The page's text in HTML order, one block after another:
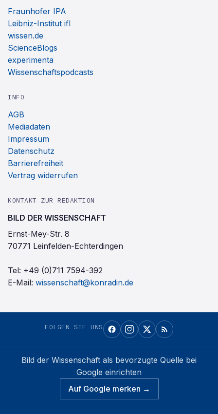
Fraunhofer IPA
Leibniz-Institut ifl
wissen.de
ScienceBlogs
experimenta
Wissenschaftspodcasts
INFO
AGB
Mediadaten
Impressum
Datenschutz
Barrierefreiheit
Vertrag widerrufen
KONTAKT ZUR REDAKTION
BILD DER WISSENSCHAFT
Ernst-Mey-Str. 8
70771 Leinfelden-Echterdingen
Tel: +49 (0)711 7594-392
E-Mail: wissenschaft@konradin.de
FOLGEN SIE UNS
Bild der Wissenschaft als bevorzugte Quelle bei
Google einrichten
Auf Google merken →